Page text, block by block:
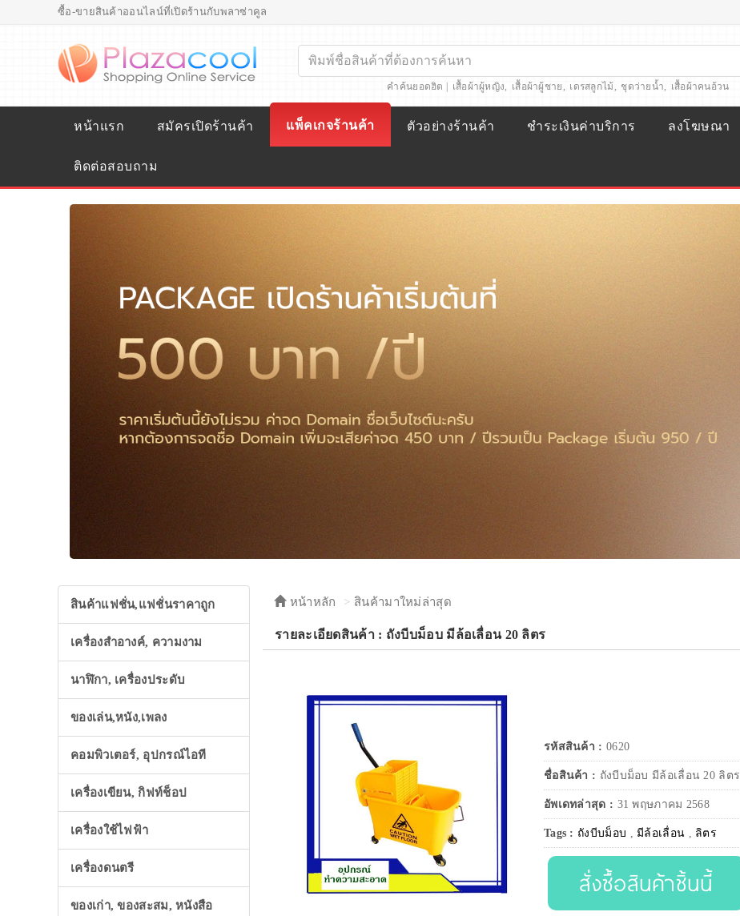
ซื้อ-ขายสินค้าออนไลน์ที่เปิดร้านกับพลาซ่าคูล
คำค้นยอดฮิต | เสื้อผ้าผู้หญิง, เสื้อผ้าผู้ชาย, เดรสลูกไม้, ชุดว่ายน้ำ, เสื้อผ้าคนอ้วน
หน้าแรก สมัครเปิดร้านค้า แพ็คเกจร้านค้า ตัวอย่างร้านค้า ชำระเงินค่าบริการ ลงโฆษณา
ติดต่อสอบถาม
สินค้าแฟชั่น,แฟชั่นราคาถูก
เครื่องสำอางค์, ความงาม
นาฬิกา, เครื่องประดับ
ของเล่น,หนัง,เพลง
คอมพิวเตอร์, อุปกรณ์ไอที
เครื่องเขียน, กิฟท์ช็อป
เครื่องใช้ไฟฟ้า
เครื่องดนตรี
ของเก่า, ของสะสม, หนังสือ
หน้าหลัก สินค้ามาใหม่ล่าสุด
รายละเอียดสินค้า : ถังบีบม็อบ มีล้อเลื่อน 20 ลิตร
รหัสสินค้า : 0620
ชื่อสินค้า : ถังบีบม็อบ มีล้อเลื่อน 20 ลิตร
อัพเดทล่าสุด : 31 พฤษภาคม 2568
Tags : ถังบีบม็อบ ,มีล้อเลื่อน , ลิตร
สั่งซื้อสินค้าชิ้นนี้